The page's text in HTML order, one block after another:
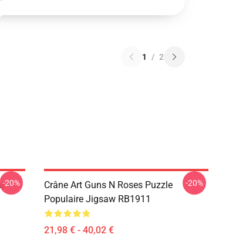
1 / 2
-20%
Crâne Art Guns N Roses Puzzle
Populaire Jigsaw RB1911
21,98 € - 40,02 €
-20%